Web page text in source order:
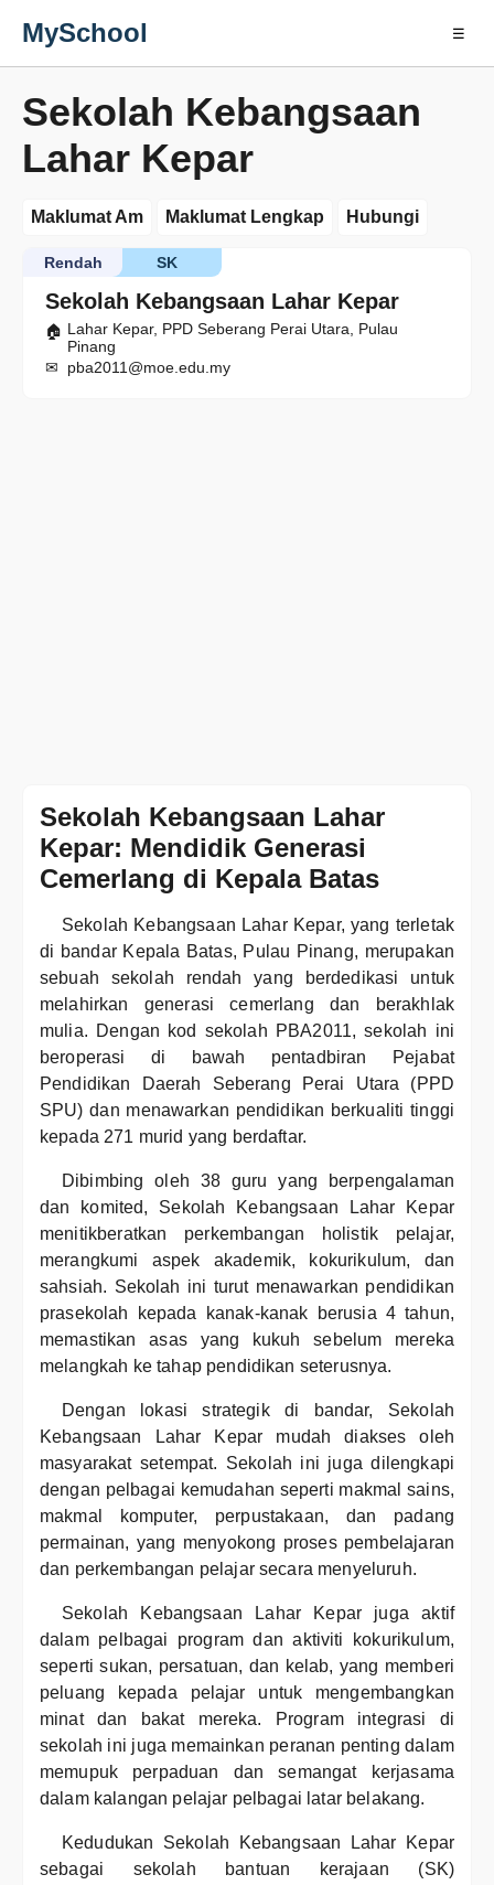
MySchool ☰
Sekolah Kebangsaan
Lahar Kepar
Maklumat Am Maklumat Lengkap Hubungi
Sekolah Kebangsaan Lahar Kepar
SK
Rendah
Lahar Kepar, PPD Seberang Perai Utara, Pulau
Pinang
pba2011@moe.edu.my
Sekolah Kebangsaan Lahar
Kepar: Mendidik Generasi
Cemerlang di Kepala Batas
Sekolah Kebangsaan Lahar Kepar, yang terletak
di bandar Kepala Batas, Pulau Pinang, merupakan
sebuah sekolah rendah yang berdedikasi untuk
melahirkan generasi cemerlang dan berakhlak
mulia. Dengan kod sekolah PBA2011, sekolah ini
beroperasi di bawah pentadbiran Pejabat
Pendidikan Daerah Seberang Perai Utara (PPD
SPU) dan menawarkan pendidikan berkualiti tinggi
kepada 271 murid yang berdaftar.
Dibimbing oleh 38 guru yang berpengalaman
dan komited, Sekolah Kebangsaan Lahar Kepar
menitikberatkan perkembangan holistik pelajar,
merangkumi aspek akademik, kokurikulum, dan
sahsiah. Sekolah ini turut menawarkan pendidikan
prasekolah kepada kanak-kanak berusia 4 tahun,
memastikan asas yang kukuh sebelum mereka
melangkah ke tahap pendidikan seterusnya.
Dengan lokasi strategik di bandar, Sekolah
Kebangsaan Lahar Kepar mudah diakses oleh
masyarakat setempat. Sekolah ini juga dilengkapi
dengan pelbagai kemudahan seperti makmal sains,
makmal komputer, perpustakaan, dan padang
permainan, yang menyokong proses pembelajaran
dan perkembangan pelajar secara menyeluruh.
Sekolah Kebangsaan Lahar Kepar juga aktif
dalam pelbagai program dan aktiviti kokurikulum,
seperti sukan, persatuan, dan kelab, yang memberi
peluang kepada pelajar untuk mengembangkan
minat dan bakat mereka. Program integrasi di
sekolah ini juga memainkan peranan penting dalam
memupuk perpaduan dan semangat kerjasama
dalam kalangan pelajar pelbagai latar belakang.
Kedudukan Sekolah Kebangsaan Lahar Kepar
sebagai sekolah bantuan kerajaan (SK)